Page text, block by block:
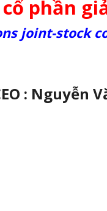
phần
joint-stock
: Nguyễn